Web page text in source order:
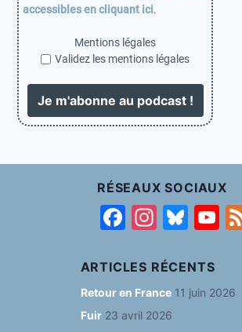
accessibles en cliquant ici.
Mentions légales
Validez les mentions légales
RÉSEAUX SOCIAUX
F
c
e
b
In
a
g
ra
Bl
e
s
Y
T
ARTICLES RÉCENTS
Retour en France 11 juin 2026
Fuir 23 avril 2026